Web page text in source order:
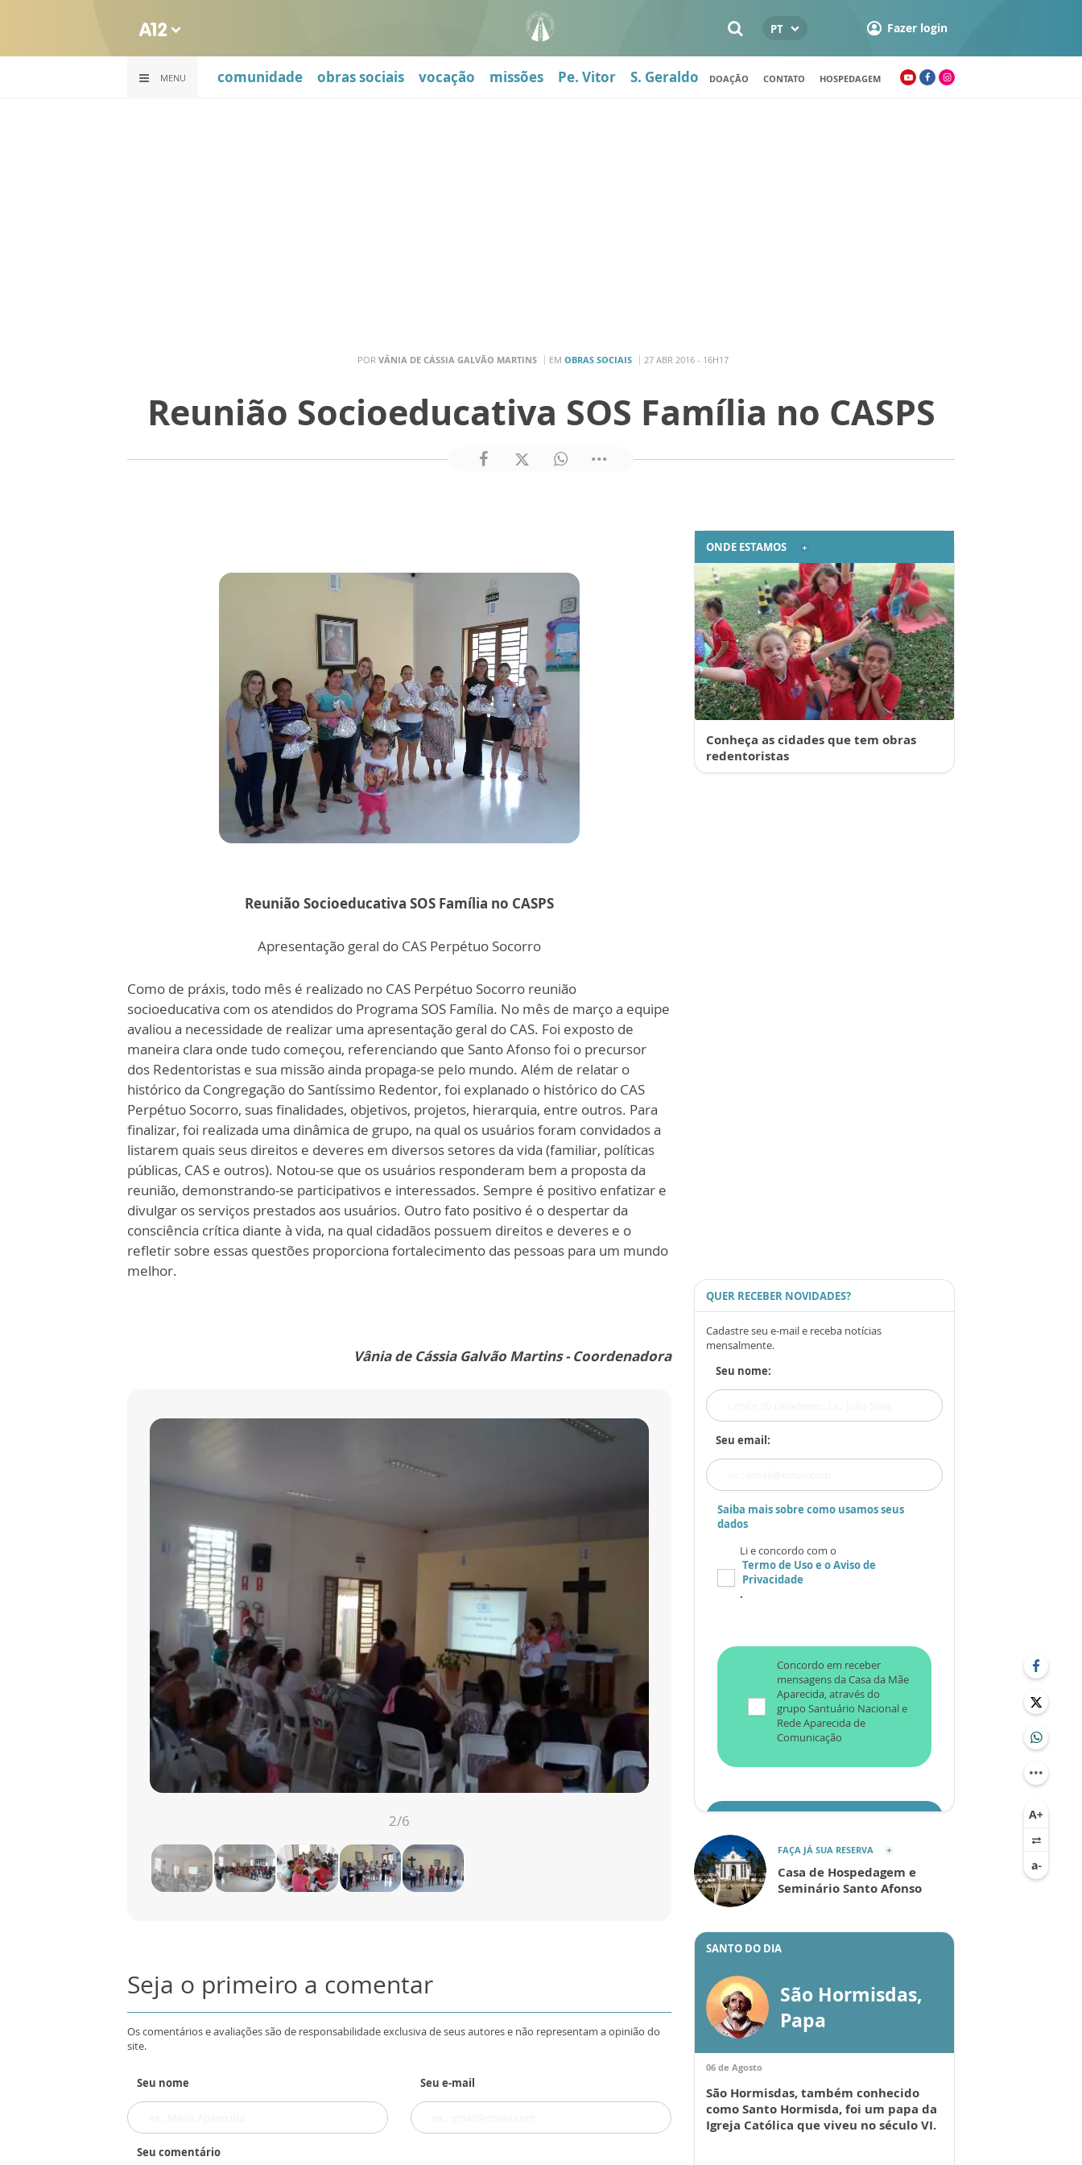
PT Fazer login
MENU comunidade obras sociais vocação missões Pe. Vitor S. Geraldo DOAÇÃO CONTATO HOSPEDAGEM
POR VÂNIA DE CÁSSIA GALVÃO MARTINS EM OBRAS SOCIAIS 27 ABR 2016 - 16H17
Reunião Socioeducativa SOS Família no CASPS
Reunião Socioeducativa SOS Família no CASPS
Apresentação geral do CAS Perpétuo Socorro
Como de práxis, todo mês é realizado no CAS Perpétuo Socorro reunião
socioeducativa com os atendidos do Programa SOS Família. No mês de março a equipe
avaliou a necessidade de realizar uma apresentação geral do CAS. Foi exposto de
maneira clara onde tudo começou, referenciando que Santo Afonso foi o precursor
dos Redentoristas e sua missão ainda propaga-se pelo mundo. Além de relatar o
histórico da Congregação do Santíssimo Redentor, foi explanado o histórico do CAS
Perpétuo Socorro, suas finalidades, objetivos, projetos, hierarquia, entre outros. Para
finalizar, foi realizada uma dinâmica de grupo, na qual os usuários foram convidados a
listarem quais seus direitos e deveres em diversos setores da vida (familiar, políticas
públicas, CAS e outros). Notou-se que os usuários responderam bem a proposta da
reunião, demonstrando-se participativos e interessados. Sempre é positivo enfatizar e
divulgar os serviços prestados aos usuários. Outro fato positivo é o despertar da
consciência crítica diante à vida, na qual cidadãos possuem direitos e deveres e o
refletir sobre essas questões proporciona fortalecimento das pessoas para um mundo
melhor.
Vânia de Cássia Galvão Martins - Coordenadora
2/6
Seja o primeiro a comentar
Os comentários e avaliações são de responsabilidade exclusiva de seus autores e não representam a opinião do
site.
Seu nome Seu e-mail
Seu comentário
ONDE ESTAMOS
Conheça as cidades que tem obras
redentoristas
QUER RECEBER NOVIDADES?
Cadastre seu e-mail e receba notícias
mensalmente.
Seu nome:
Seu email:
Saiba mais sobre como usamos seus
dados
Li e concordo com o
Termo de Usoe oAviso de
Privacidade
.
Concordo em receber
mensagens da Casa da Mãe
Aparecida, através do
grupo Santuário Nacional e
Rede Aparecida de
Comunicação
ENVIAR
FAÇA JÁ SUA RESERVA
Casa de Hospedagem e
Seminário Santo Afonso
SANTO DO DIA
São Hormisdas,
Papa
06 de Agosto
São Hormisdas, também conhecido
como Santo Hormisda, foi um papa da
Igreja Católica que viveu no século VI.